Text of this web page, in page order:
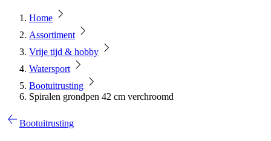
Home
Assortiment
Vrije tijd & hobby
Watersport
Bootuitrusting
Spiralen grondpen 42 cm verchroomd
Bootuitrusting